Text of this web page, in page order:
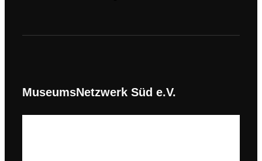
MuseumsNetzwerk Süd e.V.